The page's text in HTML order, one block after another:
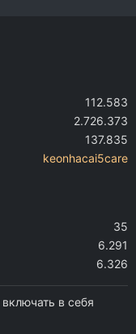
112.583
2.726.373
137.835
keonhacai5care
35
6.291
6.326
в себя